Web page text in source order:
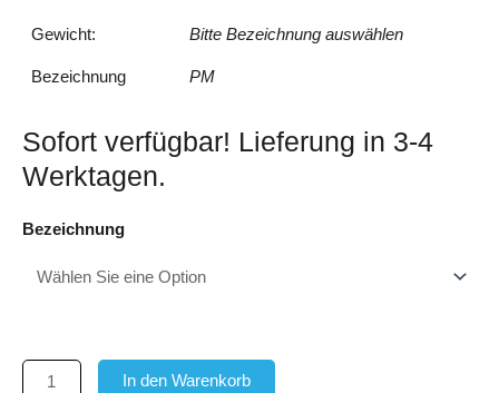
Gewicht: Bitte Bezeichnung auswählen
Bezeichnung PM
Sofort verfügbar! Lieferung in 3-4
Werktagen.
Bezeichnung
Prüfmarke
500
In den Warenkorb